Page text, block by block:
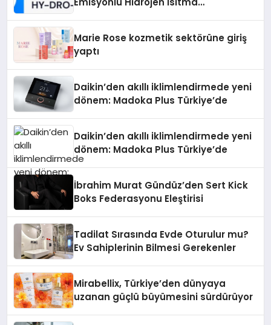
Marie Rose kozmetik sektörüne giriş
yaptı
Daikin’den akıllı iklimlendirmede yeni
dönem: Madoka Plus Türkiye’de
Daikin’den akıllı iklimlendirmede yeni
dönem: Madoka Plus Türkiye’de
İbrahim Murat Gündüz’den Sert Kick
Boks Federasyonu Eleştirisi
Tadilat Sırasında Evde Oturulur mu?
Ev Sahiplerinin Bilmesi Gerekenler
Mirabellix, Türkiye’den dünyaya
uzanan güçlü büyümesini sürdürüyor